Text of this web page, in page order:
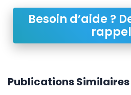
Besoin d’aide ?
Publications Similaires